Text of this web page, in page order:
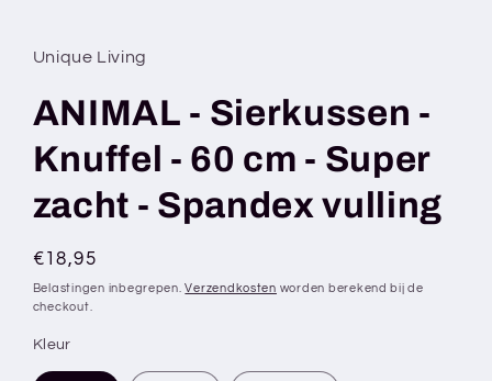
in
modaal
Unique Living
ANIMAL - Sierkussen -
Knuffel - 60 cm - Super
zacht - Spandex vulling
Normale
prijs
€18,95
Belastingen inbegrepen.Verzendkosten worden berekend bij de
checkout.
Kleur